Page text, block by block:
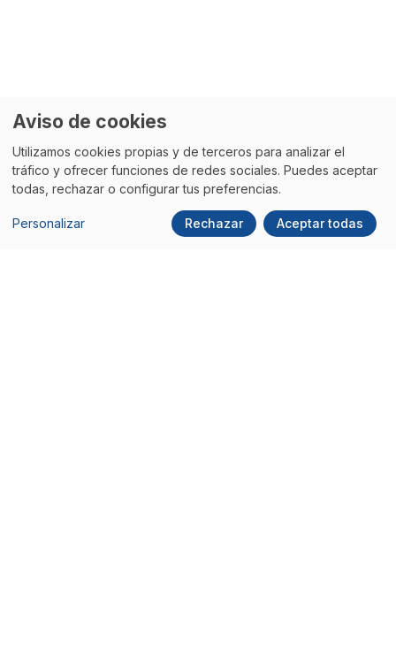
Aviso de cookies
Utilizamos cookies propias y de terceros para analizar el
tráfico y ofrecer funciones de redes sociales. Puedes aceptar
todas, rechazar o configurar tus preferencias.
Personalizar Rechazar Aceptar todas